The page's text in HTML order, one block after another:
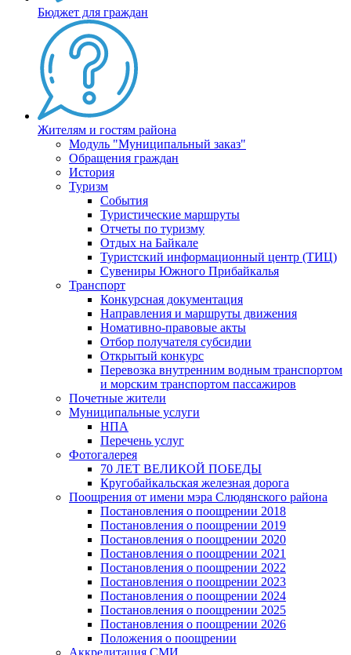
Бюджет для граждан
Жителям и гостям района
Модуль "Муниципальный заказ"
Обращения граждан
История
Туризм
События
Туристические маршруты
Отчеты по туризму
Отдых на Байкале
Туристский информационный центр (ТИЦ)
Сувениры Южного Прибайкалья
Транспорт
Конкурсная документация
Направления и маршруты движения
Номативно-правовые акты
Отбор получателя субсидии
Открытый конкурс
Перевозка внутренним водным транспортом
и морским транспортом пассажиров
Почетные жители
Муниципальные услуги
НПА
Перечень услуг
Фотогалерея
70 ЛЕТ ВЕЛИКОЙ ПОБЕДЫ
Кругобайкальская железная дорога
Поощрения от имени мэра Слюдянского района
Постановления о поощрении 2018
Постановления о поощрении 2019
Постановления о поощрении 2020
Постановления о поощрении 2021
Постановления о поощрении 2022
Постановления о поощрении 2023
Постановления о поощрении 2024
Постановления о поощрении 2025
Постановления о поощрении 2026
Положения о поощрении
Аккредитация СМИ